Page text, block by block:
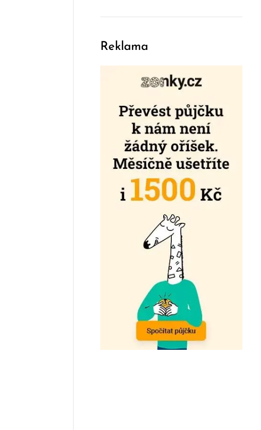
Reklama